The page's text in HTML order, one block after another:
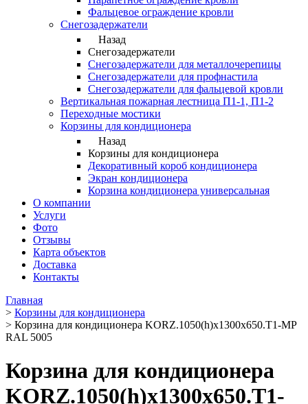
Фальцевое ограждение кровли
Снегозадержатели
Назад
Снегозадержатели
Снегозадержатели для металлочерепицы
Снегозадержатели для профнастила
Снегозадержатели для фальцевой кровли
Вертикальная пожарная лестница П1-1, П1-2
Переходные мостики
Корзины для кондиционера
Назад
Корзины для кондиционера
Декоративный короб кондиционера
Экран кондиционера
Корзина кондиционера универсальная
О компании
Услуги
Фото
Отзывы
Карта объектов
Доставка
Контакты
Главная
> Корзины для кондиционера
> Корзина для кондиционера KORZ.1050(h)x1300x650.T1-MP
RAL 5005
Корзина для кондиционера
KORZ.1050(h)x1300x650.T1-